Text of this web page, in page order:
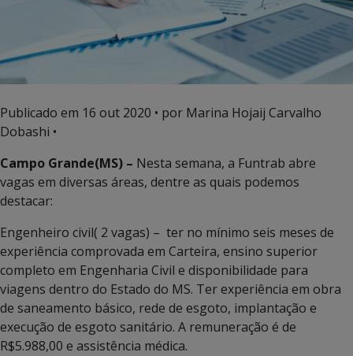
Publicado em 16 out 2020 • por Marina Hojaij Carvalho
Dobashi •
Campo Grande(MS) – Nesta semana, a Funtrab abre
vagas em diversas áreas, dentre as quais podemos
destacar:
Engenheiro civil( 2 vagas) – ter no mínimo seis meses de
experiência comprovada em Carteira, ensino superior
completo em Engenharia Civil e disponibilidade para
viagens dentro do Estado do MS. Ter experiência em obra
de saneamento básico, rede de esgoto, implantação e
execução de esgoto sanitário. A remuneração é de
R$5.988,00 e assistência médica.